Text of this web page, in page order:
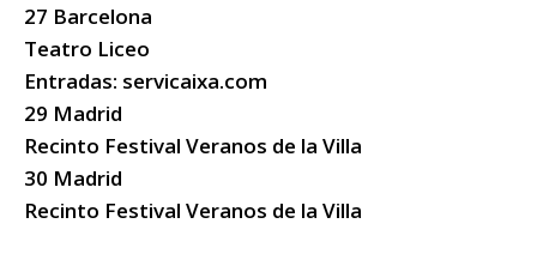
27 Barcelona
Teatro Liceo
Entradas: servicaixa.com
29 Madrid
Recinto Festival Veranos de la Villa
30 Madrid
Recinto Festival Veranos de la Villa